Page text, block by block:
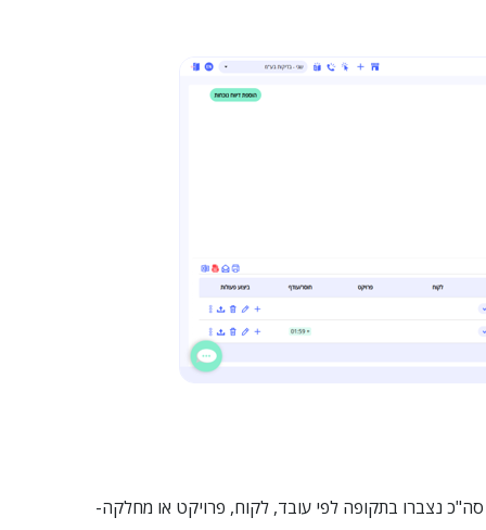
נצברו בתקופה לפי עובד, לקוח, פרויקט או מחלקה-